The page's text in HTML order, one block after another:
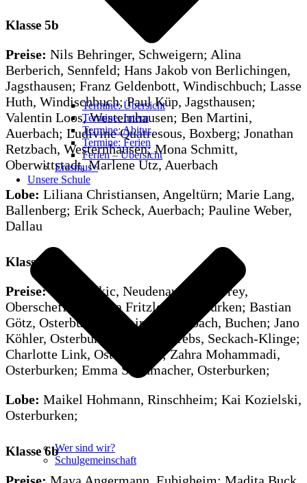
Termine: Übersicht
Termine: Intern
Termine: Abitur
Termine: Ferien
Ferien – Übersicht
Erasmus+
Unsere Schule
Wer sind wir?
Schulgemeinschaft
Klasse 5b
Preise: Nils Behringer, Schweigern; Alina
Berberich, Sennfeld; Hans Jakob von Berlichingen,
Jagsthausen; Franz Geldenbott, Windischbuch; Lasse
Huth, Windischbuch; Paul Küp, Jagsthausen;
Valentin Loos, Westernhausen; Ben Martini,
Auerbach; Ludivine Quatresous, Boxberg; Jonathan
Retzbach, Westernhausen; Mona Schmitt,
Oberwittstadt, Marlene Utz, Auerbach
Lobe: Liliana Christiansen, Angeltürn; Marie Lang,
Ballenberg; Erik Scheck, Auerbach; Pauline Weber,
Dallau
Klasse 6a
Preise:Sara Dinkic, Neudenau; Greta Frey,
Oberschefflenz; Lisa Fritzler, Osterburken; Bastian
Götz, Osterburken; Amira Holderbach, Buchen; Jano
Köhler, Osterburken; Leonie Krebs, Seckach-Klinge;
Charlotte Link, Osterburken; Zahra Mohammadi,
Osterburken; Emma Steinmacher, Osterburken;
Lobe: Maikel Hohmann, Rinschheim; Kai Kozielski,
Osterburken;
Klasse 6b